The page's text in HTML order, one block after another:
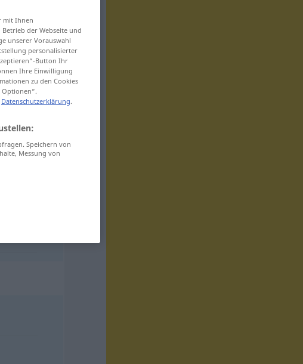
mit Ihnen
der Webseite und
unserer Vorauswahl
personalisierter
Button Ihr
Ihre Einwilligung
zu den Cookies
Optionen“.
Datenschutzerklärung.
Speichern von
Messung von